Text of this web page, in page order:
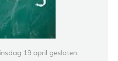
19 april gesloten.